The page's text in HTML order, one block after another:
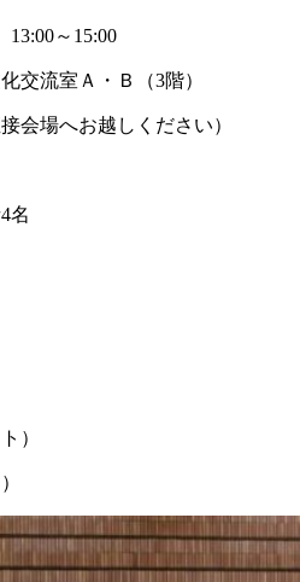
13:00～15:00
交流室Ａ・Ｂ（3階）
会場へお越しください）
名
）